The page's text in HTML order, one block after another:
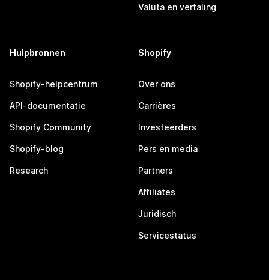
Valuta en vertaling
Hulpbronnen
Shopify-helpcentrum
API-documentatie
Shopify Community
Shopify-blog
Research
Shopify
Over ons
Carrières
Investeerders
Pers en media
Partners
Affiliates
Juridisch
Servicestatus